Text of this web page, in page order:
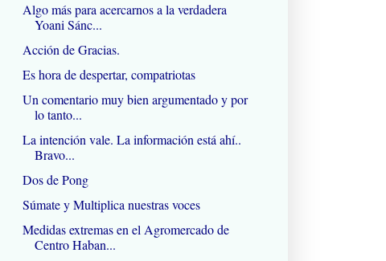
Algo más para acercarnos a la verdadera
Yoani Sánc...
Acción de Gracias.
Es hora de despertar, compatriotas
Un comentario muy bien argumentado y por
lo tanto...
La intención vale. La información está ahí..
Bravo...
Dos de Pong
Súmate y Multiplica nuestras voces
Medidas extremas en el Agromercado de
Centro Haban...